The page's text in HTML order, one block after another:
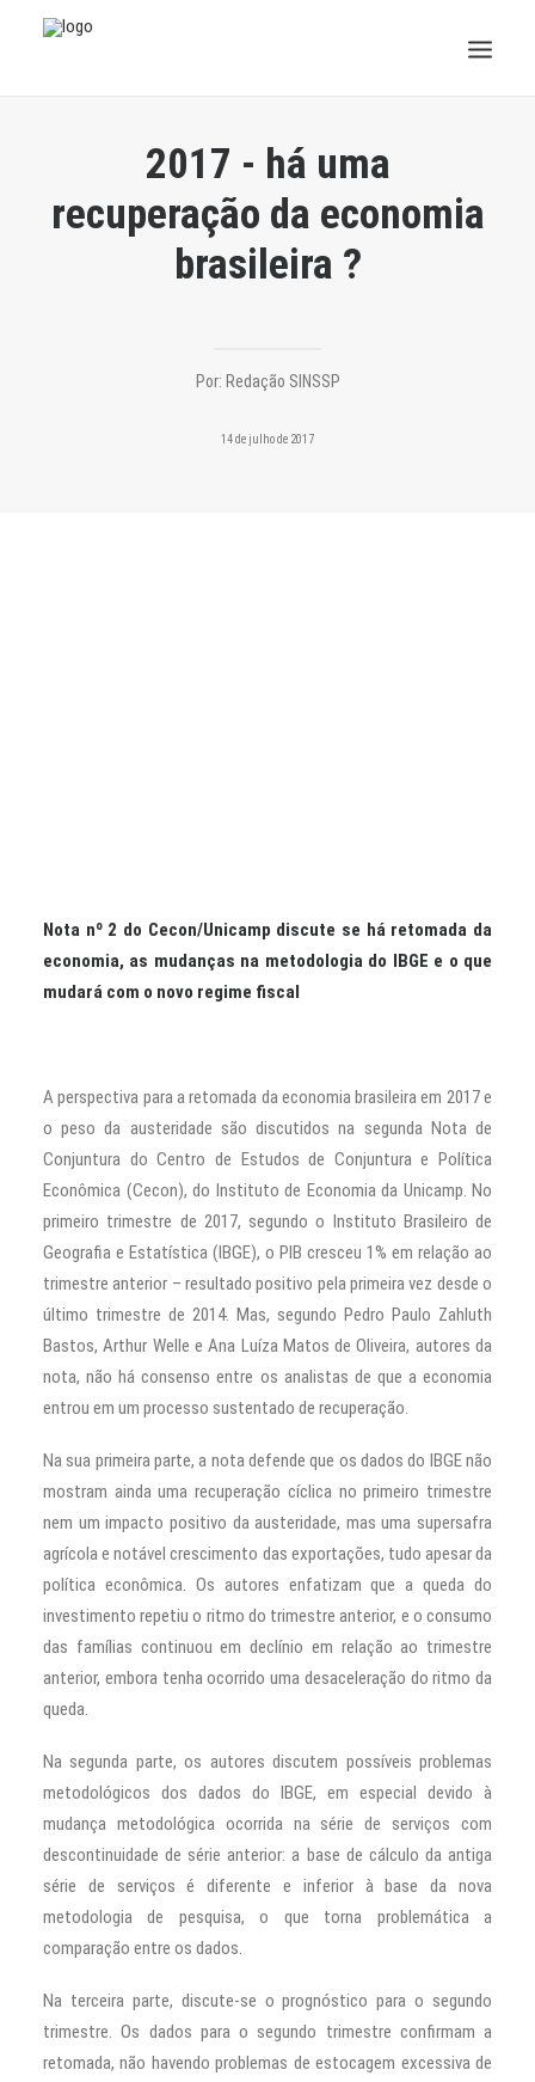
2017 - há uma
recuperação da economia
brasileira ?
Por: Redação SINSSP
14 de julho de 2017
Nota nº 2 do Cecon/Unicamp discute se há retomada da
economia, as mudanças na metodologia do IBGE e o que
mudará com o novo regime fiscal
A perspectiva para a retomada da economia brasileira em 2017 e
o peso da austeridade são discutidos na segunda Nota de
Conjuntura do Centro de Estudos de Conjuntura e Política
Econômica (Cecon), do Instituto de Economia da Unicamp. No
primeiro trimestre de 2017, segundo o Instituto Brasileiro de
Geografia e Estatística (IBGE), o PIB cresceu 1% em relação ao
trimestre anterior – resultado positivo pela primeira vez desde o
último trimestre de 2014. Mas, segundo Pedro Paulo Zahluth
Bastos, Arthur Welle e Ana Luíza Matos de Oliveira, autores da
nota, não há consenso entre os analistas de que a economia
entrou em um processo sustentado de recuperação.
Na sua primeira parte, a nota defende que os dados do IBGE não
mostram ainda uma recuperação cíclica no primeiro trimestre
nem um impacto positivo da austeridade, mas uma supersafra
agrícola e notável crescimento das exportações, tudo apesar da
política econômica. Os autores enfatizam que a queda do
investimento repetiu o ritmo do trimestre anterior, e o consumo
das famílias continuou em declínio em relação ao trimestre
anterior, embora tenha ocorrido uma desaceleração do ritmo da
queda.
Na segunda parte, os autores discutem possíveis problemas
metodológicos dos dados do IBGE, em especial devido à
mudança metodológica ocorrida na série de serviços com
descontinuidade de série anterior: a base de cálculo da antiga
série de serviços é diferente e inferior à base da nova
metodologia de pesquisa, o que torna problemática a
comparação entre os dados.
Na terceira parte, discute-se o prognóstico para o segundo
trimestre. Os dados para o segundo trimestre confirmam a
retomada, não havendo problemas de estocagem excessiva de